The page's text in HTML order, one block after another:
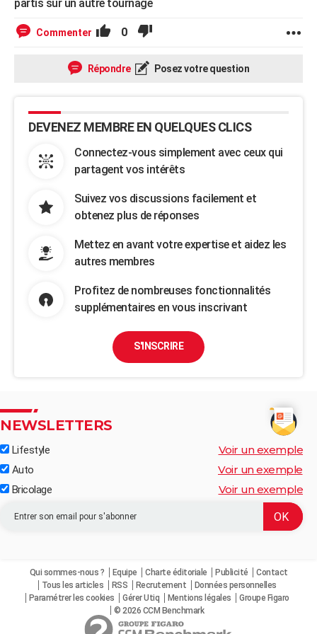
partis sur un autre tournage
Commenter 0
Répondre Posez votre question
DEVENEZ MEMBRE EN QUELQUES CLICS
Connectez-vous simplement avec ceux qui
partagent vos intérêts
Suivez vos discussions facilement et
obtenez plus de réponses
Mettez en avant votre expertise et aidez les
autres membres
Profitez de nombreuses fonctionnalités
supplémentaires en vous inscrivant
S'INSCRIRE
NEWSLETTERS
Lifestyle Voir un exemple
Auto Voir un exemple
Bricolage Voir un exemple
Qui sommes-nous ? Equipe Charte éditoriale Publicité
Contact
Tous les articles
RSS Recrutement
Données personnelles
Paramétrer les cookies
Gérer Utiq Mentions légales
Groupe Figaro
© 2026 CCM Benchmark